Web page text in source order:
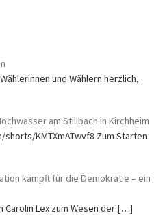
und Wählern herzlich,
am Stillbach in Kirchheim
KMTXmATwvf8 Zum Starten
kämpft für die Demokratie – ein
Carolin Lex zum Wesen der […]